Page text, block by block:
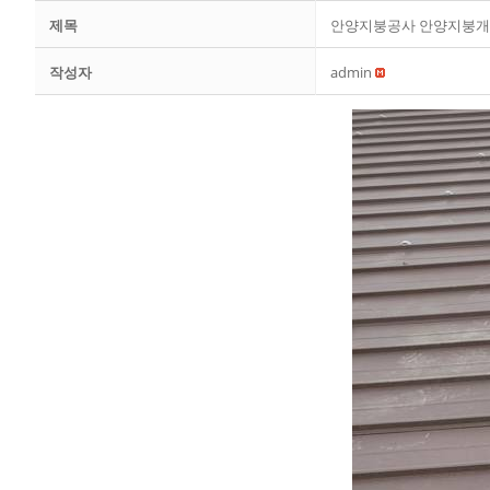
제목 안양지붕공사 안양지붕
작성자 admin